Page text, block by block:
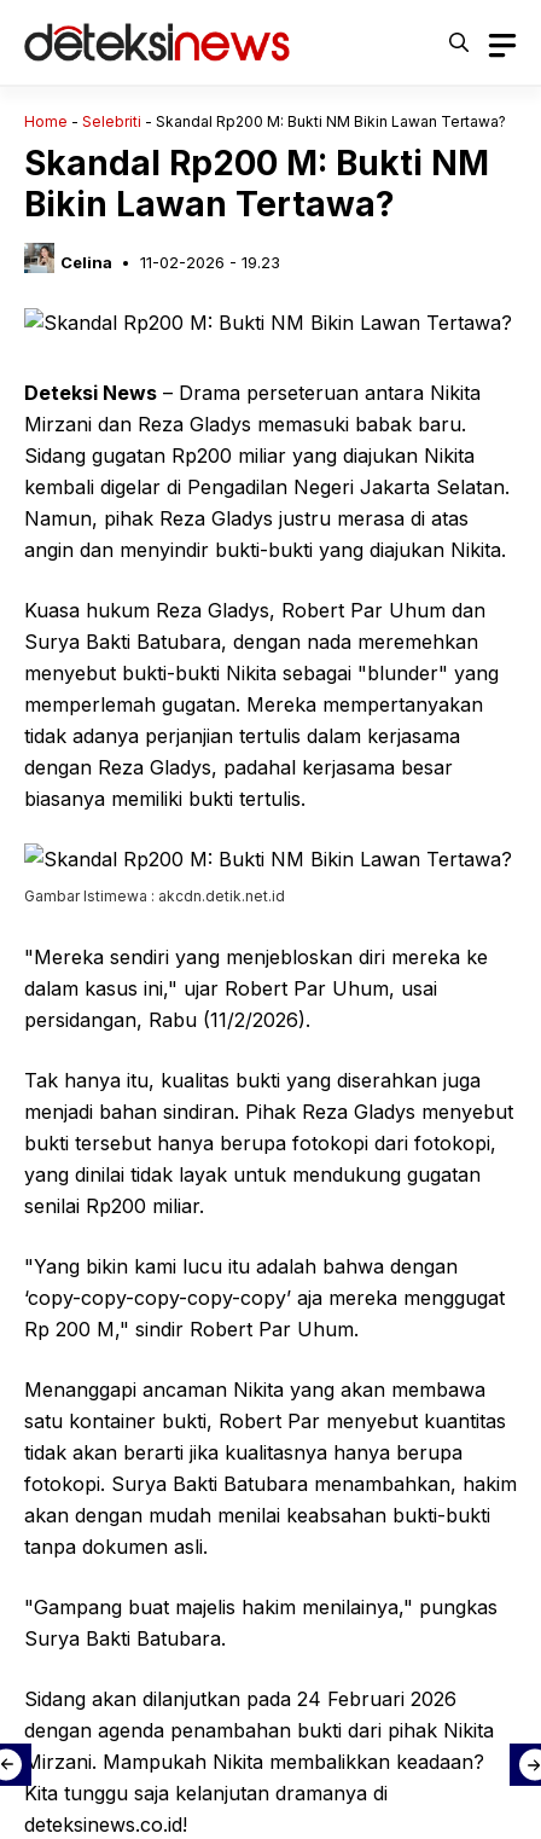
Home - Selebriti - Skandal Rp200 M: Bukti NM Bikin Lawan Tertawa?
Skandal Rp200 M: Bukti NM
Bikin Lawan Tertawa?
Celina 11-02-2026 - 19.23
Deteksi News – Drama perseteruan antara Nikita
Mirzani dan Reza Gladys memasuki babak baru.
Sidang gugatan Rp200 miliar yang diajukan Nikita
kembali digelar di Pengadilan Negeri Jakarta Selatan.
Namun, pihak Reza Gladys justru merasa di atas
angin dan menyindir bukti-bukti yang diajukan Nikita.
Kuasa hukum Reza Gladys, Robert Par Uhum dan
Surya Bakti Batubara, dengan nada meremehkan
menyebut bukti-bukti Nikita sebagai "blunder" yang
memperlemah gugatan. Mereka mempertanyakan
tidak adanya perjanjian tertulis dalam kerjasama
dengan Reza Gladys, padahal kerjasama besar
biasanya memiliki bukti tertulis.
Gambar Istimewa : akcdn.detik.net.id
"Mereka sendiri yang menjebloskan diri mereka ke
dalam kasus ini," ujar Robert Par Uhum, usai
persidangan, Rabu (11/2/2026).
Tak hanya itu, kualitas bukti yang diserahkan juga
menjadi bahan sindiran. Pihak Reza Gladys menyebut
bukti tersebut hanya berupa fotokopi dari fotokopi,
yang dinilai tidak layak untuk mendukung gugatan
senilai Rp200 miliar.
"Yang bikin kami lucu itu adalah bahwa dengan
‘copy-copy-copy-copy-copy’ aja mereka menggugat
Rp 200 M," sindir Robert Par Uhum.
Menanggapi ancaman Nikita yang akan membawa
satu kontainer bukti, Robert Par menyebut kuantitas
tidak akan berarti jika kualitasnya hanya berupa
fotokopi. Surya Bakti Batubara menambahkan, hakim
akan dengan mudah menilai keabsahan bukti-bukti
tanpa dokumen asli.
"Gampang buat majelis hakim menilainya," pungkas
Surya Bakti Batubara.
Sidang akan dilanjutkan pada 24 Februari 2026
dengan agenda penambahan bukti dari pihak Nikita
Mirzani. Mampukah Nikita membalikkan keadaan?
Kita tunggu saja kelanjutan dramanya di
deteksinews.co.id!